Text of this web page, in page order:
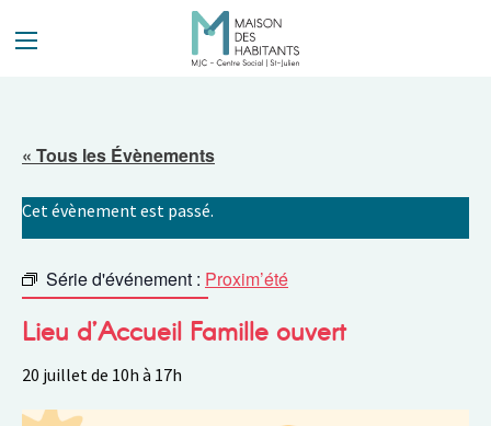
« Tous les Évènements
Cet évènement est passé.
Série d'événement : Proxim’été
Lieu d’Accueil Famille ouvert
20 juillet de 10h à 17h
Panneau de gestion des cookies